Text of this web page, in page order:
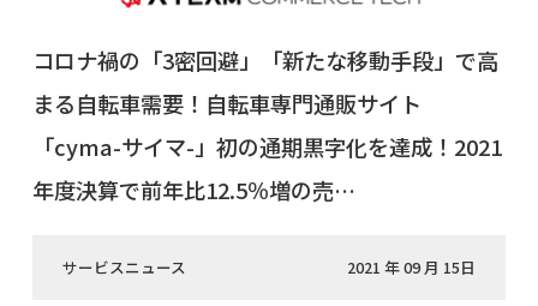
コロナ禍の「3密回避」「新たな移動手段」で高
まる自転車需要！自転車専門通販サイト
「cyma-サイマ-」初の通期黒字化を達成！2021
年度決算で前年比12.5％増の売…
サービスニュース 2021 年 09 月 15日